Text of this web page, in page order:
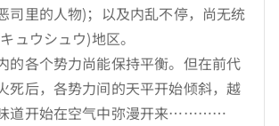
司里的人物)；以及内乱不停，尚无统
ュウシュウ)地区。
的各个势力尚能保持平衡。但在前代
死后，各势力间的天平开始倾斜，越
道开始在空气中弥漫开来…………